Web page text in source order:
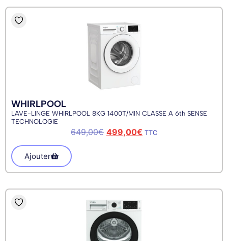
WHIRLPOOL
LAVE-LINGE WHIRLPOOL 8KG 1400T/MIN CLASSE A 6th SENSE
TECHNOLOGIE
649,00€ 499,00€ TTC
Ajouter